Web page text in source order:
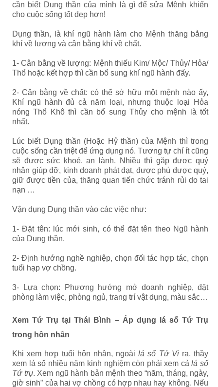
cần biết Dụng thần của mình là gì để sửa Mệnh khiến
cho cuộc sống tốt đẹp hơn!
Dụng thần, là khí ngũ hành làm cho Mệnh thăng bằng
khí về lượng và cân bằng khí về chất.
1- Cân bằng về lượng: Mệnh thiếu Kim/ Mộc/ Thủy/ Hỏa/
Thổ hoặc kết hợp thì cần bổ sung khí ngũ hành đấy.
2- Cân bằng về chất: có thể sở hữu một mệnh nào ấy,
Khí ngũ hành đủ cả năm loại, nhưng thuộc loại Hỏa
nóng Thổ Khô thì cần bổ sung Thủy cho mệnh là tốt
nhất.
Lúc biết Dụng thần (Hoặc Hỷ thần) của Mệnh thì trong
cuộc sống cần triệt để ứng dụng nó. Tương tự chí ít cũng
sẽ được sức khoẻ, an lành. Nhiều thì gặp được quý
nhân giúp đỡ, kinh doanh phát đạt, được phú được quý,
giữ được tiền của, thăng quan tiến chức tránh rủi do tai
nạn …
Vận dụng Dụng thần vào các việc như:
1- Đặt tên: lúc mới sinh, có thể đặt tên theo Ngũ hành
của Dụng thần.
2- Định hướng nghề nghiệp, chọn đối tác hợp tác, chọn
tuổi hạp vợ chồng.
3- Lựa chọn: Phương hướng mở doanh nghiệp, đặt
phòng làm việc, phòng ngủ, trang trí vật dụng, màu sắc…
Xem Tứ Trụ tại Thái Bình – Áp dụng lá số Tứ Trụ
trong hôn nhân
Khi xem hợp tuổi hôn nhân, ngoàilá số Tử Vira, thầy
xem lá số nhiều năm kinh nghiệm còn phải xem cảlá số
Tứ trụ. Xem ngũ hành bản mệnh theo “năm, tháng, ngày,
giờ sinh” của hai vợ chồng có hợp nhau hay không. Nếu